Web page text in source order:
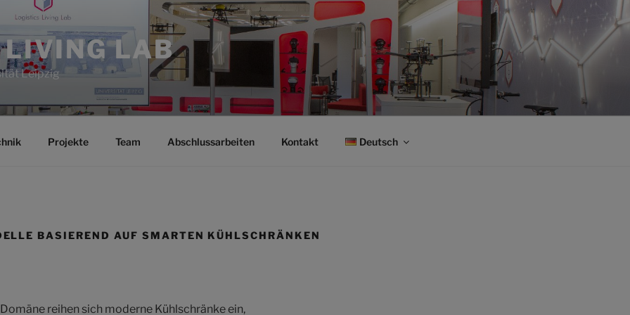
LAB
Leipzig
Projekte Team Abschlussarbeiten Kontakt Deutsch
BASIEREND AUF SMARTEN KÜHLSCHRÄNKEN
reihen sich moderne Kühlschränke ein,